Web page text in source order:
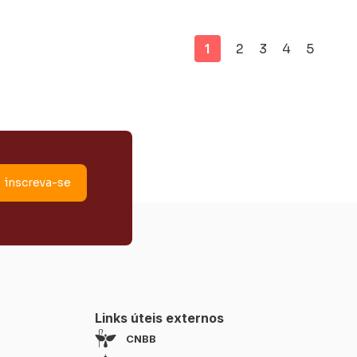
junho, no Centro Cultural de
1 2 3 4 5
Links úteis externos
CNBB